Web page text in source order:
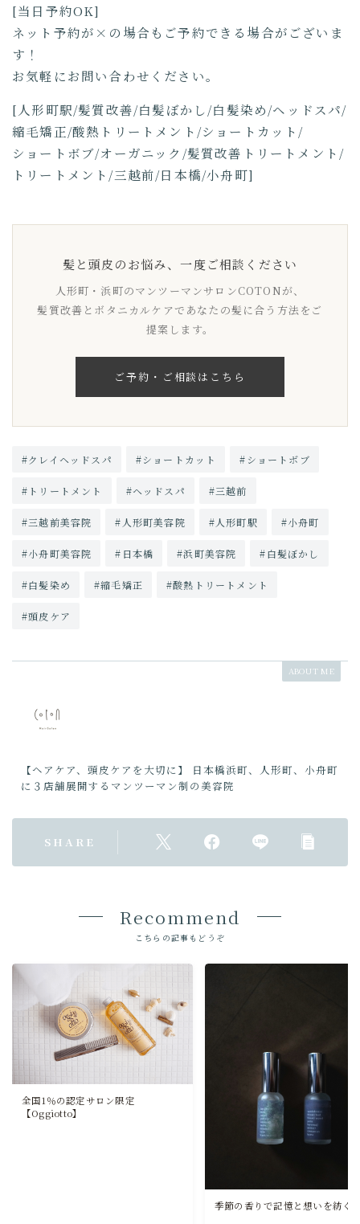
[当日予約OK]
ネット予約が×の場合もご予約できる場合がございま
す！
お気軽にお問い合わせください。
[人形町駅/髪質改善/白髪ぼかし/白髪染め/ヘッドスパ/
縮毛矯正/酸熱トリートメント/ショートカット/
ショートボブ/オーガニック/髪質改善トリートメント/
トリートメント/三越前/日本橋/小舟町]
髪と頭皮のお悩み、一度ご相談ください
人形町・浜町のマンツーマンサロンCOTONが、
髪質改善とボタニカルケアであなたの髪に合う方法をご
提案します。
ご予約・ご相談はこちら
#クレイヘッドスパ #ショートカット #ショートボブ
#トリートメント #ヘッドスパ #三越前
#三越前美容院 #人形町美容院 #人形町駅 #小舟町
#小舟町美容院 #日本橋 #浜町美容院 #白髪ぼかし
#白髪染め #縮毛矯正 #酸熱トリートメント
#頭皮ケア
ABOUT ME
【ヘアケア、頭皮ケアを大切に】 日本橋浜町、人形町、小舟町
に３店舗展開するマンツーマン制の美容院
SHARE
Recommend
こちらの記事もどうぞ
全国1％の認定サロン限定
【Oggiotto】
季節の香りで記憶と想いを紡ぐ